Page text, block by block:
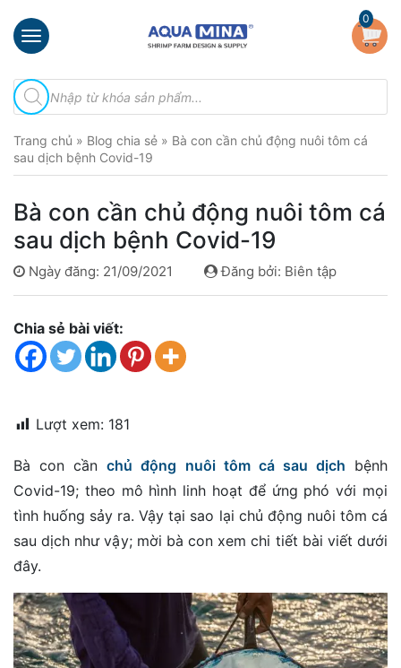
×
chủ
thiệu
Sản
phẩm
Đầu
Phun
Vi
Ventek
Hướng
đặt
Quy
định
Blog
sẻ
hệ
0
Tìm
kiếm
sản
Trang chủ » Blog chia sẻ » Bà con cần chủ động nuôi tôm cá
sau dịch bệnh Covid-19
Bà con cần chủ động nuôi tôm cá
sau dịch bệnh Covid-19
Ngày đăng: 21/09/2021 Đăng bởi: Biên tập
Chia sẻ bài viết:
Lượt xem: 181
Bà con cầnchủ động nuôi tôm cá sau dịch bệnh
Covid-19; theo mô hình linh hoạt để ứng phó với mọi
tình huống sảy ra. Vậy tại sao lại chủ động nuôi tôm cá
sau dịch như vậy; mời bà con xem chi tiết bài viết dưới
đây.